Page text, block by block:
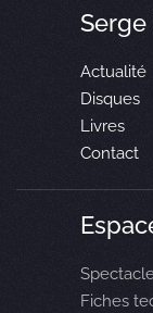
Actualité
Disques
Livres
Contact
Fiches